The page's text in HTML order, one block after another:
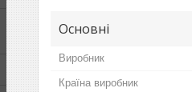
Основні
Виробник
Країна виробник